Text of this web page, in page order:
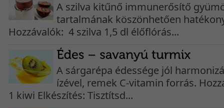
A szilva kitűnő immunerősítő
tartalmának köszönhetően
Hozzávalók: 4 szilva 1,5 dl élőflórás...
A sárgarépa édessége jól
ízével, remek C-vitamin forrás.
1 kiwi Elkészítés: Tisztítsd...